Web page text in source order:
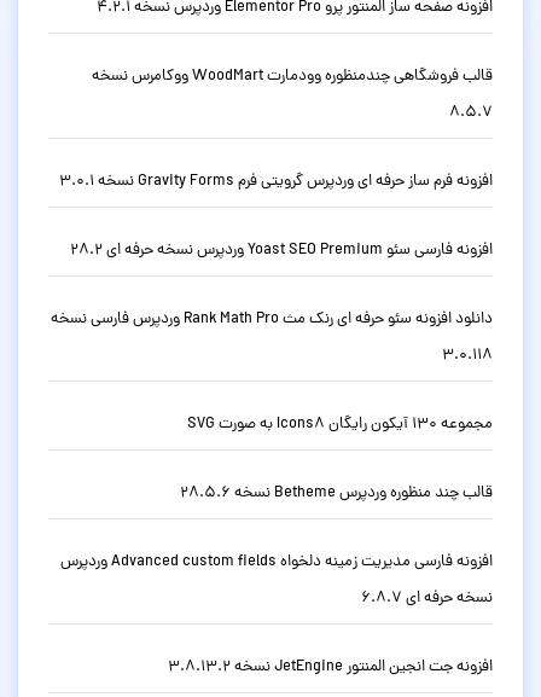
افزونه صفحه ساز المنتور پرو Elementor Pro وردپرس نسخه 4.2.1
قالب فروشگاهی چندمنظوره وودمارت WoodMart ووکامرس نسخه
8.5.7
افزونه فرم ساز حرفه ای وردپرس گرویتی فرم Gravity Forms نسخه 3.0.1
افزونه فارسی سئو Yoast SEO Premium وردپرس نسخه حرفه ای 28.2
دانلود افزونه سئو حرفه ای رنک مث Rank Math Pro وردپرس فارسی نسخه
3.0.118
مجموعه 130 آیکون رایگان Icons8 به صورت SVG
قالب چند منظوره وردپرس Betheme نسخه 28.5.6
افزونه فارسی مدیریت زمینه دلخواه Advanced custom fields وردپرس
نسخه حرفه ای 6.8.7
افزونه جت انجین المنتور JetEngine نسخه 3.8.13.2